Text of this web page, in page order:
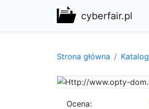
cyberfair.pl
Strona główna Katalog
Ocena: